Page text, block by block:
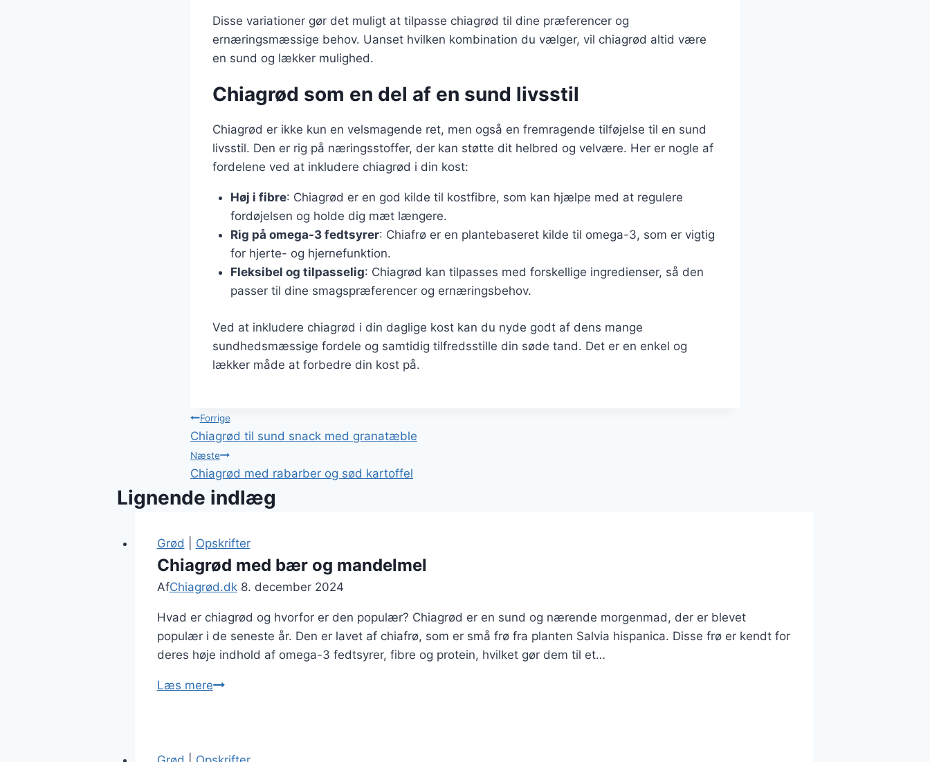
Disse variationer gør det muligt at tilpasse chiagrød til dine præferencer og
ernæringsmæssige behov. Uanset hvilken kombination du vælger, vil chiagrød altid være
en sund og lækker mulighed.
Chiagrød som en del af en sund livsstil
Chiagrød er ikke kun en velsmagende ret, men også en fremragende tilføjelse til en sund
livsstil. Den er rig på næringsstoffer, der kan støtte dit helbred og velvære. Her er nogle af
fordelene ved at inkludere chiagrød i din kost:
Høj i fibre: Chiagrød er en god kilde til kostfibre, som kan hjælpe med at regulere
fordøjelsen og holde dig mæt længere.
Rig på omega-3 fedtsyrer: Chiafrø er en plantebaseret kilde til omega-3, som er vigtig
for hjerte- og hjernefunktion.
Fleksibel og tilpasselig: Chiagrød kan tilpasses med forskellige ingredienser, så den
passer til dine smagspræferencer og ernæringsbehov.
Ved at inkludere chiagrød i din daglige kost kan du nyde godt af dens mange
sundhedsmæssige fordele og samtidig tilfredsstille din søde tand. Det er en enkel og
lækker måde at forbedre din kost på.
Indlægsnavigation
Forrige
Chiagrød til sund snack med granatæble
Næste
Chiagrød med rabarber og sød kartoffel
Lignende indlæg
Grød Opskrifter
Chiagrød med bær og mandelmel
AfChiagrød.dk 8. december 2024
Hvad er chiagrød og hvorfor er den populær? Chiagrød er en sund og nærende morgenmad, der er blevet
populær i de seneste år. Den er lavet af chiafrø, som er små frø fra planten Salvia hispanica. Disse frø er kendt for
deres høje indhold af omega-3 fedtsyrer, fibre og protein, hvilket gør dem til et…
Læs mereChiagrød
mandelmel